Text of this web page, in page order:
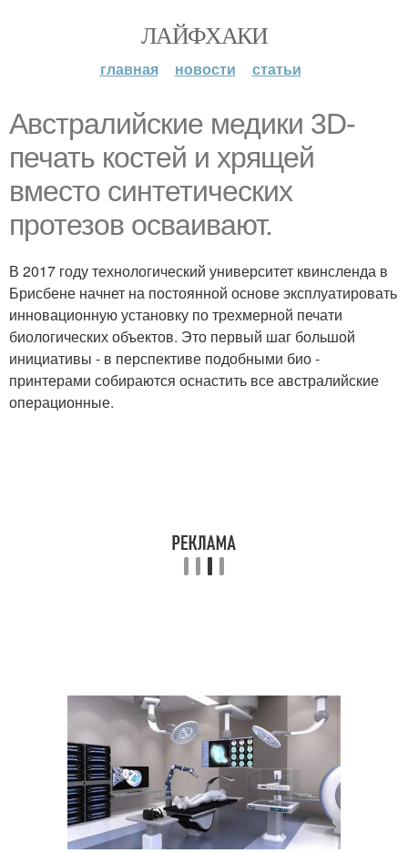
ЛАЙФХАКИ
главная новости статьи
Австралийские медики 3D-
печать костей и хрящей
вместо синтетических
протезов осваивают.
В 2017 году технологический университет квинсленда в
Брисбене начнет на постоянной основе эксплуатировать
инновационную установку по трехмерной печати
биологических объектов. Это первый шаг большой
инициативы - в перспективе подобными био -
принтерами собираются оснастить все австралийские
операционные.